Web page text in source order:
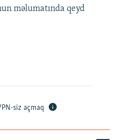
məlumatında qeyd
siz açmaq